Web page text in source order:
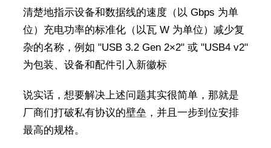
清楚地指示设备和数据线的速度（以 Gbps 为单
位）充电功率的标准化（以瓦 W 为单位）减少复
杂的名称，例如 "USB 3.2 Gen 2×2" 或 "USB4 v2"
为包装、设备和配件引入新徽标
说实话，想要解决上述问题其实很简单，那就是
厂商们打破私有协议的壁垒，并且一步到位安排
最高的规格。